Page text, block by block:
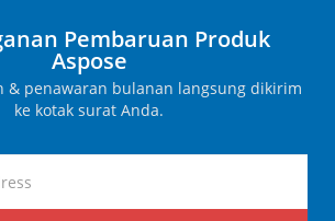
Pembaruan Produk
Aspose
& penawaran bulanan langsung dikirim
ke kotak surat Anda.